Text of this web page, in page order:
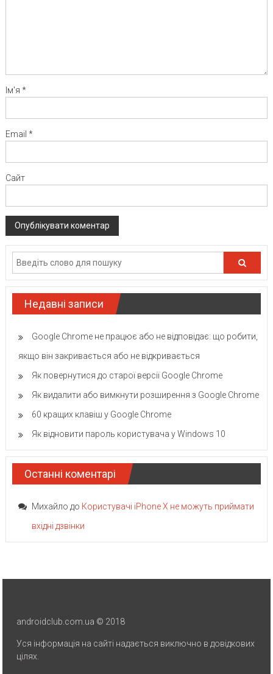
Ім'я *
Email *
Сайт
Недавні записи
Google Chrome не працює або не відповідає: що робити,
якщо він закривається або не відкривається
Як повернутися до старої версії Google Chrome
Як видалити або вимкнути розширення з Google Chrome
60 кращих клавіш у Google Chrome
Як відновити пароль користувача у Windows 10
Останні коментарі
Михайло до Користувачі iPhone X не можуть приймати
вхідні дзвінки
androidclub.com.ua © 2018
Уся інформація на сайті надається виключно в довідкових
цілях.